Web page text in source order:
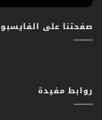
صفحتنا على
روابط مفيدة